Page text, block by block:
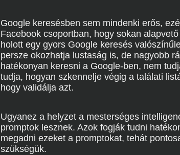
Google keresésben sem mindenki erős,
Facebook csoportban, hogy sokan
holott egy gyors Google keresés
persze okozhatja lustaság is, de nagyobb
hatékonyan keresni a Google-ben, nem
tudja, hogyan szkennelje végig a találati
hogy validálja azt.
Ugyanez a helyzet a mesterséges
promptok lesznek. Azok fogják tudni
megadni ezeket a promptokat, tehát
szükségük.